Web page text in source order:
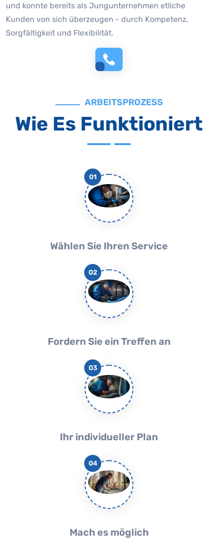
und konnte bereits als Jungunternehmen etliche
Kunden von sich überzeugen - durch Kompetenz,
Sorgfältigkeit und Flexibilität.
ARBEITSPROZESS
Wie Es Funktioniert
01
Wählen Sie Ihren Service
02
Fordern Sie ein Treffen an
03
Ihr individueller Plan
04
Mach es möglich